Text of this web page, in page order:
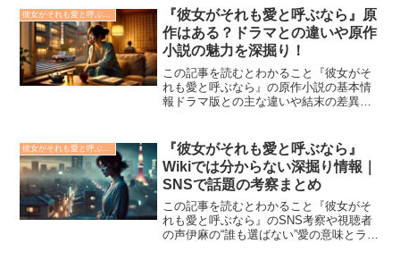
した『彼女がそれも愛と呼ぶなら』。栗
山千明が演じる...
彼女がそれも愛と呼ぶなら
『彼女がそれも愛と呼ぶなら』原
作はある？ドラマとの違いや原作
小説の魅力を深掘り！
この記事を読むとわかること『彼女がそ
れも愛と呼ぶなら』の原作小説の基本情
報ドラマ版との主な違いや結末の差異を
も愛と呼ぶなら』。栗山千明主演のこの
ドラマは、「恋人が3...
『彼女がそれも愛と呼ぶなら』
Wikiでは分からない深掘り情報｜
SNSで話題の考察まとめ
この記事を読むとわかること『彼女がそ
れも愛と呼ぶなら』のSNS考察や視聴者
の声伊麻の“誰も選ばない”愛の意味とラス